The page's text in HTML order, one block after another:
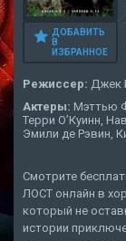
ДОБАВИТЬ
В
ИЗБРАННОЕ
Режиссер: Джек
Актеры: Мэттью
Терри О’Куинн,
Эмили де Рэвин,
Смотрите
ЛОСТ онлайн в
который не
истории